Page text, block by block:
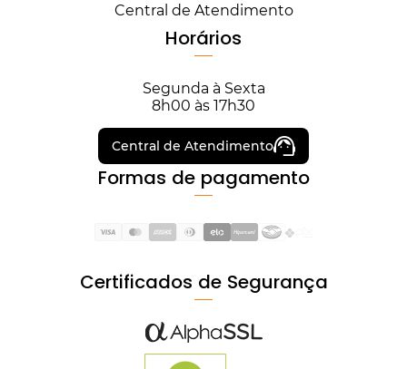
Central de Atendimento
Horários
Segunda à Sexta
8h00 às 17h30
Central de Atendimento
Formas de pagamento
Certificados de Segurança